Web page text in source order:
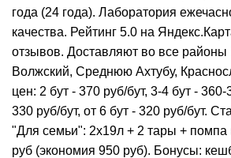
года (24 года). Лаборатория
качества. Рейтинг 5.0 на
отзывов. Доставляют во все районы
Волжский, Среднюю Ахтубу,
цен: 2 бут - 370 руб/бут, 3-4 бут - 360-
330 руб/бут, от 6 бут - 320 руб/бут.
"Для семьи": 2x19л + 2 тары + помпа
руб (экономия 950 руб). Бонусы: